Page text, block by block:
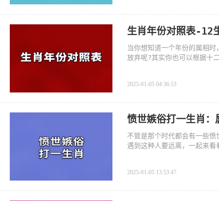
生肖年份对照表-12
当你想知道一个年份的属相
放弃呢?其实你也可以根据十
2025-01-05 04:36:53
愤世嫉俗打一生肖
不管是那个时代都会有一些
遇到这种人要远离，一起来看
2025-01-05 13:53:47